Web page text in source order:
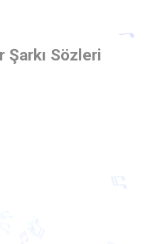
Şarkı Sözleri